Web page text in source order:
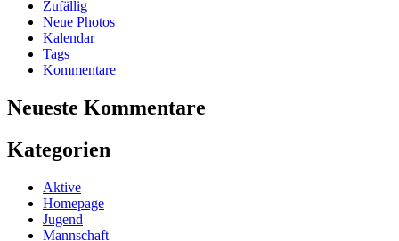
Zufällig
Neue Photos
Kalendar
Tags
Kommentare
Neueste Kommentare
Kategorien
Aktive
Homepage
Jugend
Mannschaft